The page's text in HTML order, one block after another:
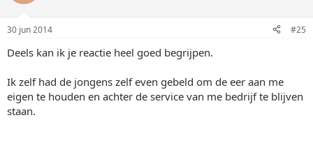
30 jun 2014 #25
Deels kan ik je reactie heel goed begrijpen.
Ik zelf had de jongens zelf even gebeld om de eer aan me
eigen te houden en achter de service van me bedrijf te blijven
staan.